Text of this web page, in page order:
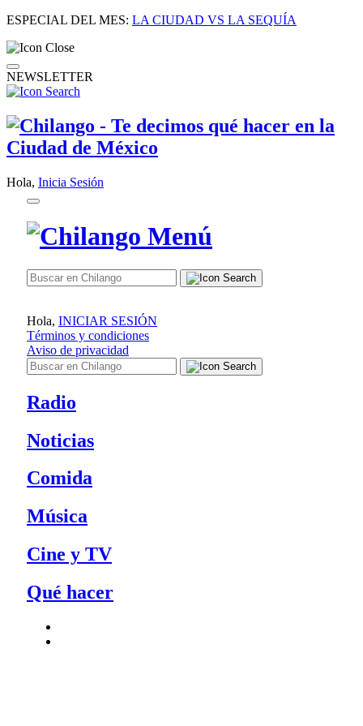
ESPECIAL DEL MES: LA CIUDAD VS LA SEQUÍA
NEWSLETTER
Hola, Inicia Sesión
Hola, INICIAR SESIÓN
Términos y condiciones
Aviso de privacidad
Radio
Noticias
Comida
Música
Cine y TV
Qué hacer